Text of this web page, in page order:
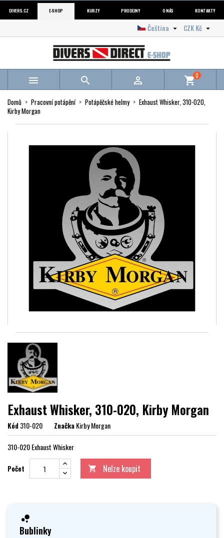
DIVERS.CZ E-SHOP KURZY PRODEJNY O NÁS KONTAKTY
CZK Kč 
Čeština 
   shopping_cart0
Domů Pracovní potápění Potápěčské helmy
Exhaust Whisker, 310-020,
Kirby Morgan
Exhaust Whisker, 310-020, Kirby Morgan
Kód310-020 ZnačkaKirby Morgan
310-020 Exhaust Whisker
Počet  Nelze koupit
Bublinky